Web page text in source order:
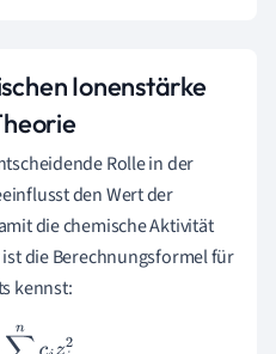
Ionenstärke
Rolle in der
den Wert der
die chemische Aktivität
die Berechnungsformel für
kennst:
=1nc z 2